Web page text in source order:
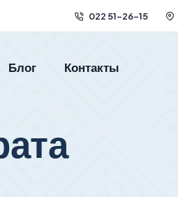
022 51-26-15
Блог Контакты